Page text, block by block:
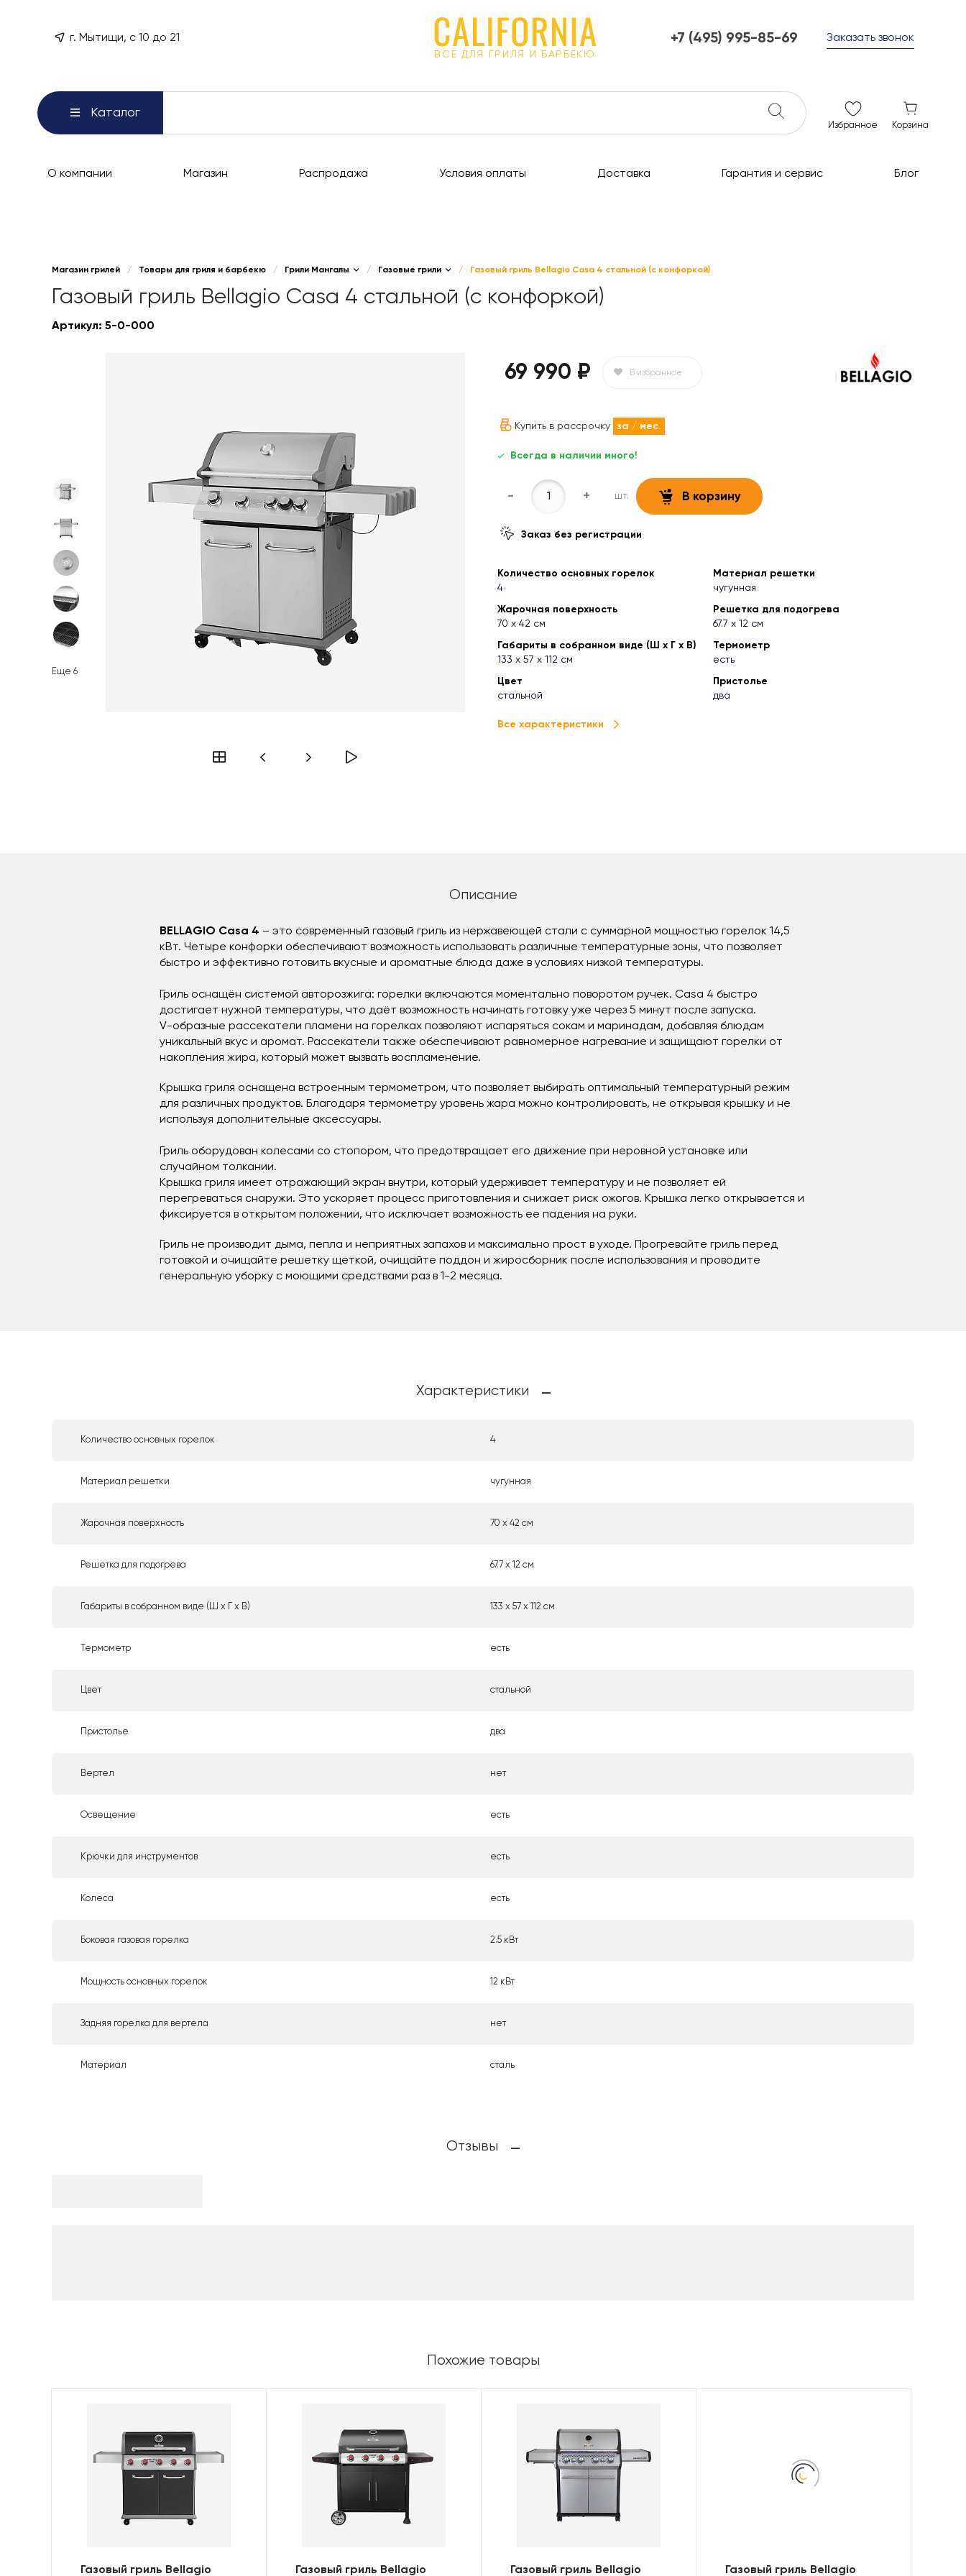
г. Мытищи, с 10 до 21
ВСЕ ДЛЯ ГРИЛЯ И БАРБЕКЮ
+7 (495) 995-85-69
ежедневно с 10 до 21
Заказать звонок
Каталог
Избранное Корзина
О компании Магазин Распродажа Условия оплаты Доставка Гарантия и сервис Блог
Магазин грилей / Товары для гриля и барбекю / Грили Мангалы / Газовые грили / Газовый гриль Bellagio Casa 4 стальной (с конфоркой)
Газовый гриль Bellagio Casa 4 стальной (с конфоркой)
Артикул: 5-0-000
Еще 6
69 990 ₽ В избранное
Купить в рассрочку за / мес.
Всегда в наличии много!
- + шт. В корзину
Заказ без регистрации
Количество основных горелок
4
Материал решетки
чугунная
Жарочная поверхность
70 х 42 см
Решетка для подогрева
67.7 х 12 см
Габариты в собранном виде (Ш х Г х В)
133 х 57 х 112 см
Термометр
есть
Цвет
стальной
Пристолье
два
Все характеристики
Описание
BELLAGIO Casa 4 – это современный газовый гриль из нержавеющей стали с суммарной мощностью горелок 14,5
кВт. Четыре конфорки обеспечивают возможность использовать различные температурные зоны, что позволяет
быстро и эффективно готовить вкусные и ароматные блюда даже в условиях низкой температуры.
Гриль оснащён системой авторозжига: горелки включаются моментально поворотом ручек. Casa 4 быстро
достигает нужной температуры, что даёт возможность начинать готовку уже через 5 минут после запуска.
V-образные рассекатели пламени на горелках позволяют испаряться сокам и маринадам, добавляя блюдам
уникальный вкус и аромат. Рассекатели также обеспечивают равномерное нагревание и защищают горелки от
накопления жира, который может вызвать воспламенение.
Крышка гриля оснащена встроенным термометром, что позволяет выбирать оптимальный температурный режим
для различных продуктов. Благодаря термометру уровень жара можно контролировать, не открывая крышку и не
используя дополнительные аксессуары.
Гриль оборудован колесами со стопором, что предотвращает его движение при неровной установке или
случайном толкании.
Крышка гриля имеет отражающий экран внутри, который удерживает температуру и не позволяет ей
перегреваться снаружи. Это ускоряет процесс приготовления и снижает риск ожогов. Крышка легко открывается и
фиксируется в открытом положении, что исключает возможность ее падения на руки.
Гриль не производит дыма, пепла и неприятных запахов и максимально прост в уходе. Прогревайте гриль перед
готовкой и очищайте решетку щеткой, очищайте поддон и жиросборник после использования и проводите
генеральную уборку с моющими средствами раз в 1-2 месяца.
Характеристики
Количество основных горелок 4
Материал решетки чугунная
Жарочная поверхность 70 х 42 см
Решетка для подогрева 67.7 х 12 см
Габариты в собранном виде (Ш х Г х В) 133 х 57 х 112 см
Термометр есть
Цвет стальной
Пристолье два
Вертел нет
Освещение есть
Крючки для инструментов есть
Колеса есть
Боковая газовая горелка 2.5 кВт
Мощность основных горелок 12 кВт
Задняя горелка для вертела нет
Материал сталь
Отзывы
Похожие товары
Газовый гриль Bellagio Газовый гриль Bellagio Газовый гриль Bellagio Газовый гриль Bellagio